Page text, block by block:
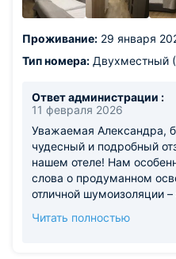
Проживание: 29 января
Тип номера: Двухместный
Ответ администрации :
11 февраля 2026
Уважаемая Александра,
чудесный и подробный
нашем отеле! Нам
слова о продуманном
отличной шумоизоляции
бокалов и внимания к
Читать полностью